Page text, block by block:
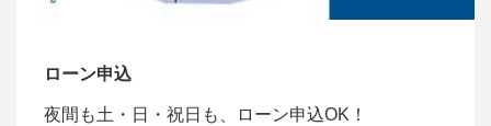
ローン申込
夜間も土・日・祝日も、ローン申込OK！